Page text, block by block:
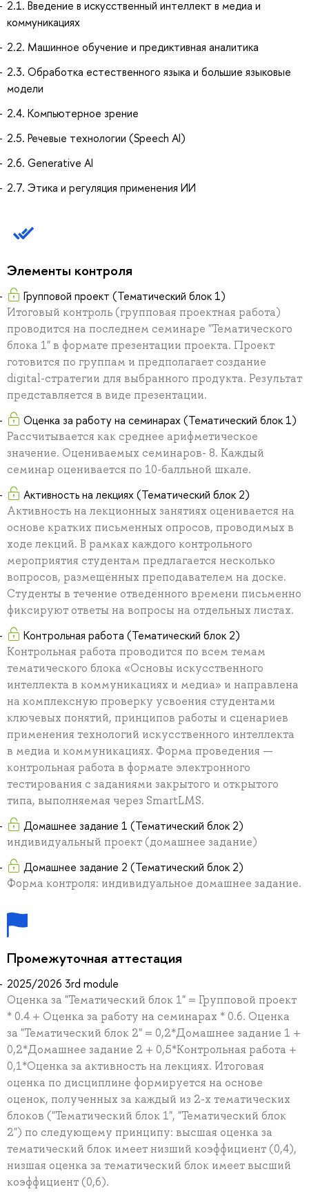
2.1. Введение в искусственный интеллект в медиа и
коммуникациях
2.2. Машинное обучение и предиктивная аналитика
2.3. Обработка естественного языка и большие языковые
модели
2.4. Компьютерное зрение
2.5. Речевые технологии (Speech AI)
2.6. Generative AI
2.7. Этика и регуляция применения ИИ
Элементы контроля
Групповой проект (Тематический блок 1)
Итоговый контроль (групповая проектная работа)
проводится на последнем семинаре "Тематического
блока 1" в формате презентации проекта. Проект
готовится по группам и предполагает создание
digital-стратегии для выбранного продукта. Результат
представляется в виде презентации.
Оценка за работу на семинарах (Тематический блок 1)
Рассчитывается как среднее арифметическое
значение. Оцениваемых семинаров- 8. Каждый
семинар оценивается по 10-балльной шкале.
Активность на лекциях (Тематический блок 2)
Активность на лекционных занятиях оценивается на
основе кратких письменных опросов, проводимых в
ходе лекций. В рамках каждого контрольного
мероприятия студентам предлагается несколько
вопросов, размещённых преподавателем на доске.
Студенты в течение отведённого времени письменно
фиксируют ответы на вопросы на отдельных листах.
Контрольная работа (Тематический блок 2)
Контрольная работа проводится по всем темам
тематического блока «Основы искусственного
интеллекта в коммуникациях и медиа» и направлена
на комплексную проверку усвоения студентами
ключевых понятий, принципов работы и сценариев
применения технологий искусственного интеллекта
в медиа и коммуникациях. Форма проведения —
контрольная работа в формате электронного
тестирования с заданиями закрытого и открытого
типа, выполняемая через SmartLMS.
Домашнее задание 1 (Тематический блок 2)
индивидуальный проект (домашнее задание)
Домашнее задание 2 (Тематический блок 2)
Форма контроля: индивидуальное домашнее задание.
Промежуточная аттестация
2025/2026 3rd module
Oценка за "Тематический блок 1" = Групповой проект
* 0.4 + Оценка за работу на семинарах * 0.6. Оценка
за "Тематический блок 2" = 0,2*Домашнее задание 1 +
0,2*Домашнее задание 2 + 0,5*Контрольная работа +
0,1*Оценка за активность на лекциях. Итоговая
оценка по дисциплине формируется на основе
оценок, полученных за каждый из 2-х тематических
блоков ("Тематический блок 1", "Тематический блок
2") по следующему принципу: высшая оценка за
тематический блок имеет низший коэффициент (0,4),
низшая оценка за тематический блок имеет высший
коэффициент (0,6).